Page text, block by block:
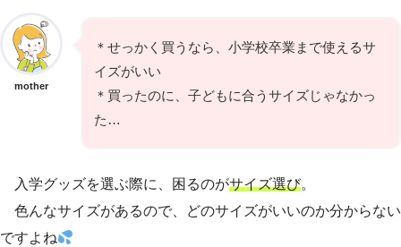
mother
＊せっかく買うなら、小学校卒業まで使えるサ
イズがいい
＊買ったのに、子どもに合うサイズじゃなかっ
た…
入学グッズを選ぶ際に、困るのがサイズ選び。
色んなサイズがあるので、どのサイズがいいのか分からない
ですよね